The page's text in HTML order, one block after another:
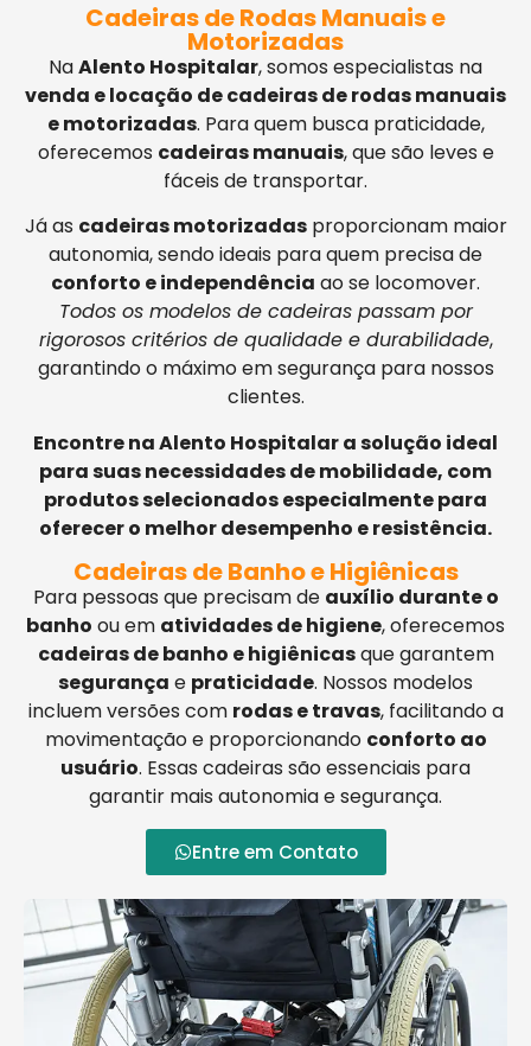
Cadeiras de Rodas Manuais e
Motorizadas
NaAlento Hospitalar, somos especialistas na
venda e locação de cadeiras de rodas manuais
e motorizadas. Para quem busca praticidade,
oferecemos cadeiras manuais, que são leves e
fáceis de transportar.
Já as cadeiras motorizadasproporcionam maior
autonomia, sendo ideais para quem precisa de
conforto e independência ao se locomover.
Todos os modelos de cadeiras passam por
rigorosos critérios de qualidade e durabilidade,
garantindo o máximo em segurança para nossos
clientes.
Encontre na Alento Hospitalar a solução ideal
para suas necessidades de mobilidade, com
produtos selecionados especialmente para
oferecer o melhor desempenho e resistência.
Cadeiras de Banho e Higiênicas
Para pessoas que precisam de auxílio durante o
banho ou em atividades de higiene, oferecemos
cadeiras de banho e higiênicasque garantem
segurança e praticidade. Nossos modelos
incluem versões com rodas e travas, facilitando a
movimentação e proporcionando conforto ao
usuário. Essas cadeiras são essenciais para
garantir mais autonomia e segurança.
Entre em Contato